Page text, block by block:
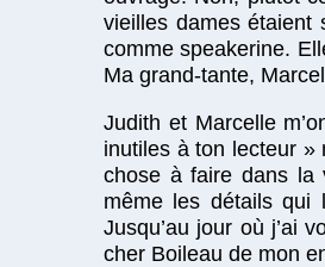
vieilles dames étaient
comme speakerine.
Ma grand-tante,
Judith et Marcelle
inutiles à ton lecteur »
chose à faire dans la
même les détails qui
Jusqu’au jour où j’ai
cher Boileau de mon